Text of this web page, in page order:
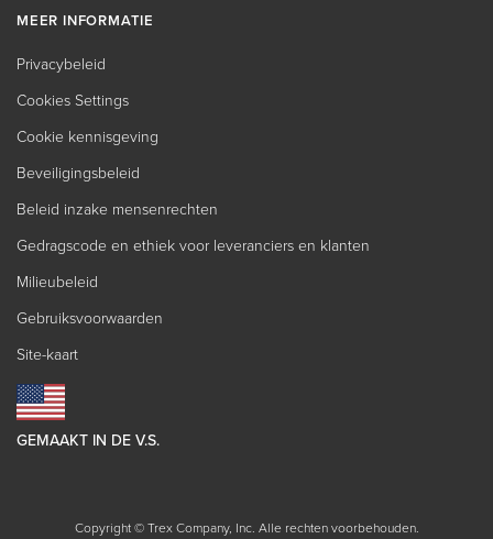
MEER INFORMATIE
Privacybeleid
Cookies Settings
Cookie kennisgeving
Beveiligingsbeleid
Beleid inzake mensenrechten
Gedragscode en ethiek voor leveranciers en klanten
Milieubeleid
Gebruiksvoorwaarden
Site-kaart
GEMAAKT IN DE V.S.
Copyright © Trex Company, Inc. Alle rechten voorbehouden.